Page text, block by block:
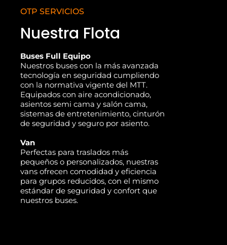
OTP SERVICIOS
Nuestra Flota
Buses Full Equipo
Nuestros buses con la más avanzada
tecnología en seguridad cumpliendo
con la normativa vigente del MTT.
Equipados con aire acondicionado,
asientos semi cama y salón cama,
sistemas de entretenimiento, cinturón
de seguridad y seguro por asiento.
Van
Perfectas para traslados más
pequeños o personalizados, nuestras
vans ofrecen comodidad y eficiencia
para grupos reducidos, con el mismo
estándar de seguridad y confort que
nuestros buses.